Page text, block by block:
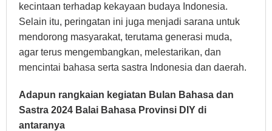
kecintaan terhadap kekayaan budaya Indonesia.
Selain itu, peringatan ini juga menjadi sarana untuk
mendorong masyarakat, terutama generasi muda,
agar terus mengembangkan, melestarikan, dan
mencintai bahasa serta sastra Indonesia dan daerah.
Adapun rangkaian kegiatan Bulan Bahasa dan
Sastra 2024 Balai Bahasa Provinsi DIY di
antaranya